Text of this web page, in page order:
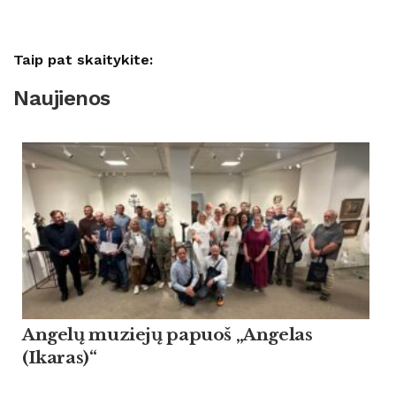
Taip pat skaitykite:
Naujienos
Angelų muziejų papuoš „Angelas
(Ikaras)“